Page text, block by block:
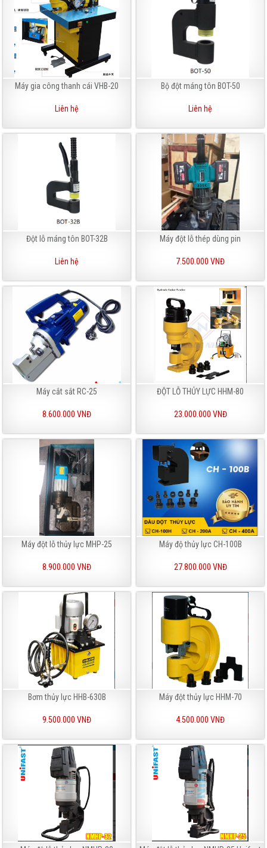
Máy gia công thanh cái VHB-20
Liên hệ
Bộ đột máng tôn BOT-50
Liên hệ
Đột lỗ máng tôn BOT-32B
Liên hệ
Máy đột lỗ thép dùng pin
7.500.000 VNĐ
Máy cắt sắt RC-25
8.600.000 VNĐ
ĐỘT LỖ THỦY LỰC HHM-80
23.000.000 VNĐ
Máy đột lỗ thủy lực MHP-25
8.900.000 VNĐ
Máy độ thủy lực CH-100B
27.800.000 VNĐ
Bơm thủy lực HHB-630B
9.500.000 VNĐ
Máy đột thủy lực HHM-70
4.500.000 VNĐ